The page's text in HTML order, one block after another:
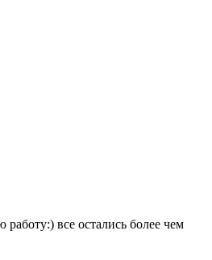
все остались более чем